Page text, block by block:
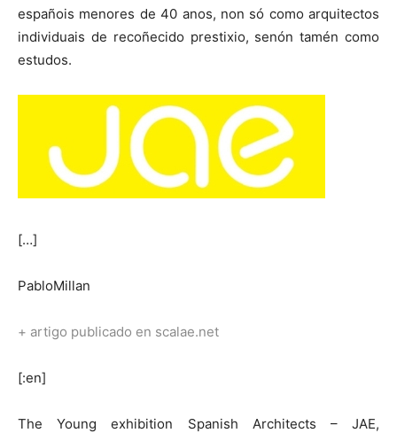
españois menores de 40 anos, non só como arquitectos
individuais de recoñecido prestixio, senón tamén como
estudos.
[…]
PabloMillan
+ artigo publicado en scalae.net
[:en]
The Young exhibition Spanish Architects – JAE,